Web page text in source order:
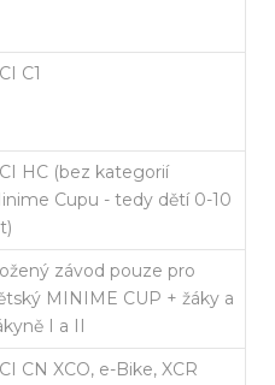
C1
HC (bez kategorií
Cupu - tedy dětí 0-10
závod pouze pro
MINIME CUP + žáky a
I a II
CN XCO, e-Bike, XCR